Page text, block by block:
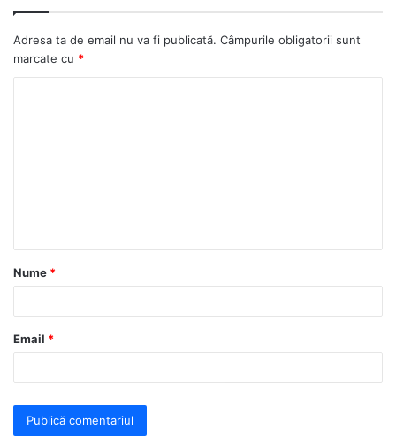
Adresa ta de email nu va fi publicată. Câmpurile obligatorii sunt
marcate cu *
a
r
*
Nume *
Email *